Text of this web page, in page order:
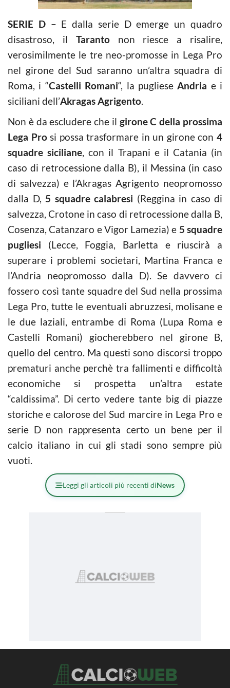
SERIE D – E dalla serie D emerge un quadro
disastroso, il Tarantonon riesce a risalire,
verosimilmente le tre neo-promosse in Lega Pro
nel girone del Sud saranno un’altra squadra di
Roma, i “Castelli Romani“, la puglieseAndria e i
siciliani dell’Akragas Agrigento.
Non è da escludere che il girone C della prossima
Lega Prosi possa trasformare in un girone con4
squadre siciliane, con il Trapani e il Catania (in
caso di retrocessione dalla B), il Messina (in caso
di salvezza) e l’Akragas Agrigento neopromosso
dalla D, 5 squadre calabresi (Reggina in caso di
salvezza, Crotone in caso di retrocessione dalla B,
Cosenza, Catanzaro e Vigor Lamezia) e 5 squadre
pugliesi (Lecce, Foggia, Barletta e riuscirà a
superare i problemi societari, Martina Franca e
l’Andria neopromosso dalla D). Se davvero ci
fossero così tante squadre del Sud nella prossima
Lega Pro, tutte le eventuali abruzzesi, molisane e
le due laziali, entrambe di Roma (Lupa Roma e
Castelli Romani) giocherebbero nel girone B,
quello del centro. Ma questi sono discorsi troppo
prematuri anche perchè tra fallimenti e difficoltà
economiche si prospetta un’altra estate
“caldissima”. Di certo vedere tante big di piazze
storiche e calorose del Sud marcire in Lega Pro e
serie D non rappresenta certo un bene per il
calcio italiano in cui gli stadi sono sempre più
vuoti.
Leggi gli articoli più recenti diNews